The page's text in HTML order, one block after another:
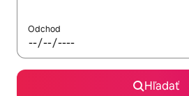
Odchod
Hľadať